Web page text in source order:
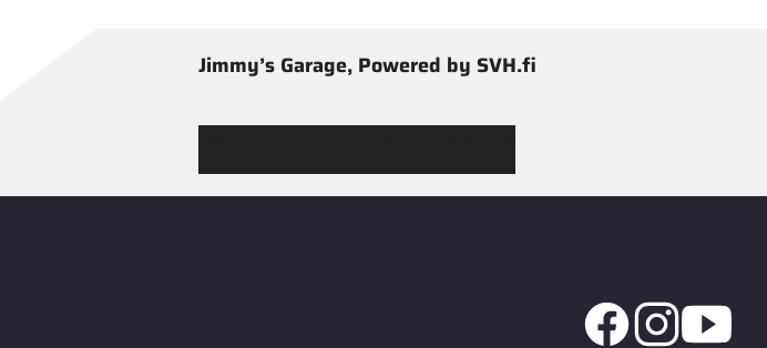
Jimmy’s Garage, Powered by SVH.fi